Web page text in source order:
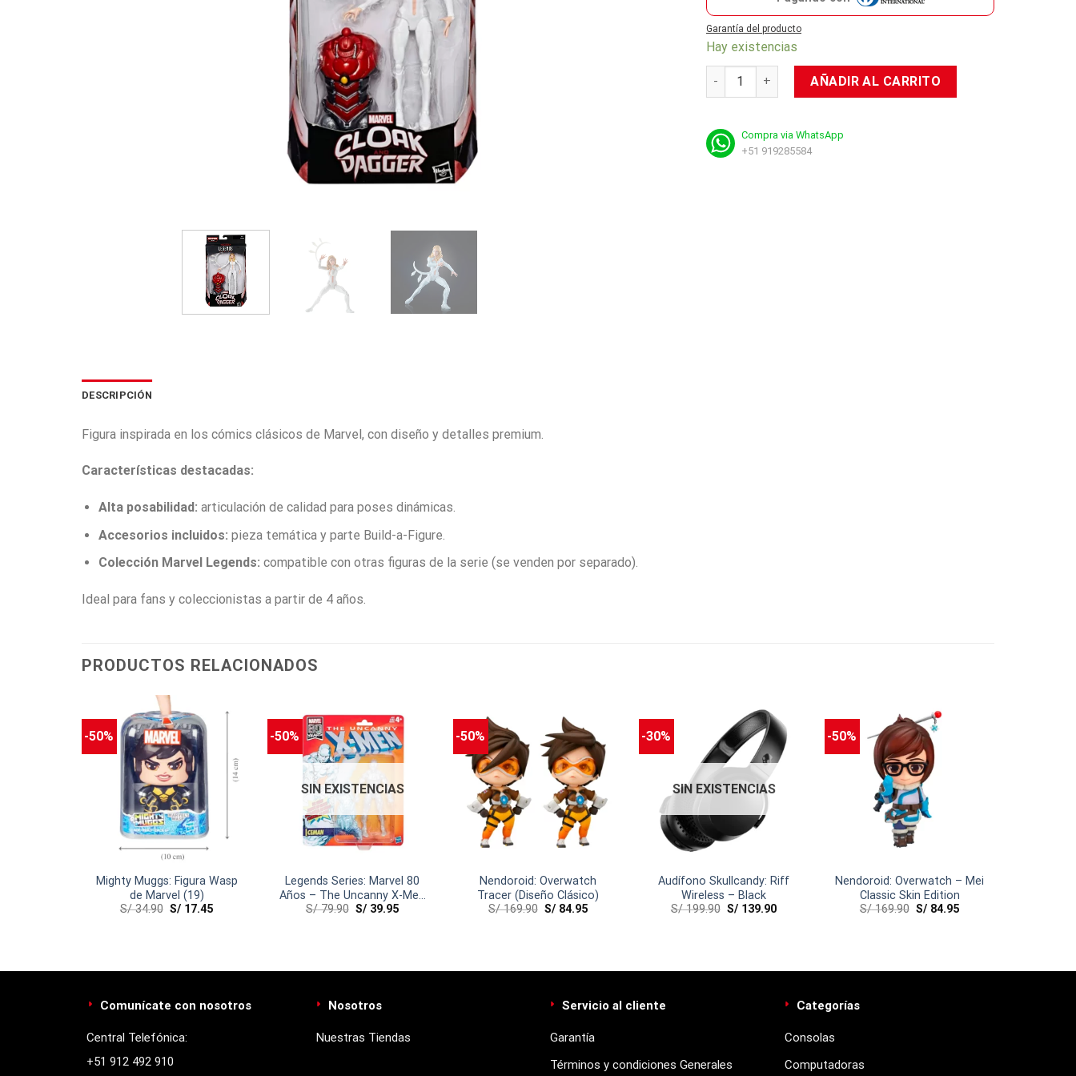
Garantía del producto
Hay existencias
Legends Series: Marvel Cloak and Dagger cantidad
AÑADIR AL CARRITO
Compra via WhatsApp
+51 919285584
DESCRIPCIÓN
Figura inspirada en los cómics clásicos de Marvel, con diseño y detalles premium.
Características destacadas:
Alta posabilidad: articulación de calidad para poses dinámicas.
Accesorios incluidos: pieza temática y parte Build-a-Figure.
Colección Marvel Legends: compatible con otras figuras de la serie (se venden por separado).
Ideal para fans y coleccionistas a partir de 4 años.
PRODUCTOS RELACIONADOS
-50%
Mighty Muggs: Figura Wasp
de Marvel (19)
S/34.90 S/ 17.45
-50%
SIN EXISTENCIAS
Legends Series: Marvel 80
Años – The Uncanny X-Men
IceMan
S/79.90 S/ 39.95
-50%
Nendoroid: Overwatch
Tracer (Diseño Clásico)
S/169.90 S/ 84.95
-30%
SIN EXISTENCIAS
Audífono Skullcandy: Riff
Wireless – Black
S/199.90 S/ 139.90
-50%
Nendoroid: Overwatch – Mei
Classic Skin Edition
S/169.90 S/ 84.95
Comunícate con nosotros
Central Telefónica:
+51 912 492 910
Nosotros
Nuestras Tiendas
Servicio al cliente
Garantía
Términos y condiciones Generales
Categorías
Consolas
Computadoras